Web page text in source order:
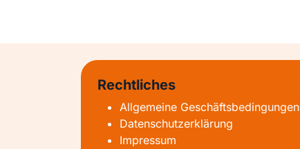
Rechtliches
Allgemeine Geschäftsbedingungen
Datenschutzerklärung
Impressum